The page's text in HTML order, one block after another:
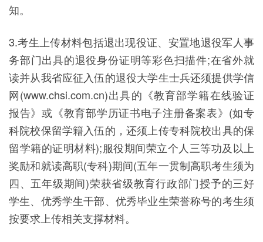
知。
3.考生上传材料包括退出现役证、安置地退役军人事
务部门出具的退役身份证明等彩色扫描件;在省外就
读并从我省应征入伍的退役大学生士兵还须提供学信
网(www.chsi.com.cn)出具的《教育部学籍在线验证
报告》或《教育部学历证书电子注册备案表》(如专
科院校保留学籍入伍的，还须上传专科院校出具的保
留学籍的证明材料);服役期间荣立个人三等功及以上
奖励和就读高职(专科)期间(五年一贯制高职考生须为
四、五年级期间)荣获省级教育行政部门授予的三好
学生、优秀学生干部、优秀毕业生荣誉称号的考生须
按要求上传相关支撑材料。